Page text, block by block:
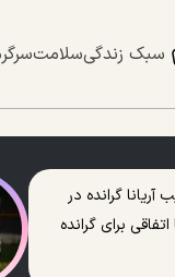
سبک زندگیسلامت
گرانده در
برای گرانده